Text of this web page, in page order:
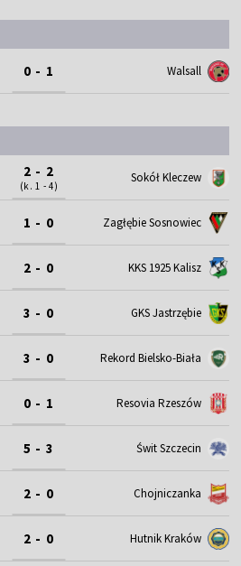
0 - 1 Walsall
2 - 2
(k. 1 - 4)
Sokół Kleczew
1 - 0 Zagłębie Sosnowiec
2 - 0 KKS 1925 Kalisz
3 - 0 GKS Jastrzębie
3 - 0 Rekord Bielsko-Biała
0 - 1 Resovia Rzeszów
5 - 3 Świt Szczecin
2 - 0 Chojniczanka
2 - 0 Hutnik Kraków